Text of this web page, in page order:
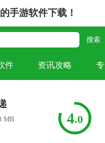
手游软件下载！
件 资讯攻略
MB 4.0